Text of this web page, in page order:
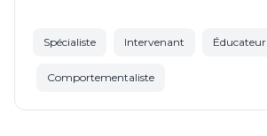
Spécialiste Intervenant Éducateur
Comportementaliste